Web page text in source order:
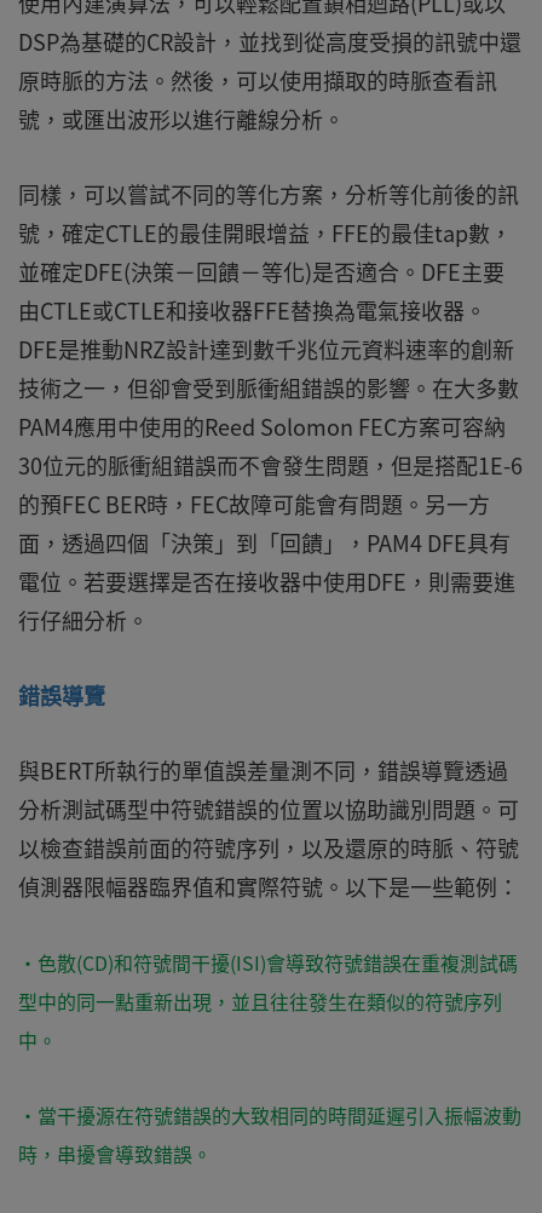
DSP為基礎的CR設計，並找到從高度受損的訊號中還
原時脈的方法。然後，可以使用擷取的時脈查看訊
號，或匯出波形以進行離線分析。
同樣，可以嘗試不同的等化方案，分析等化前後的訊
號，確定CTLE的最佳開眼增益，FFE的最佳tap數，
並確定DFE(決策－回饋－等化)是否適合。DFE主要
由CTLE或CTLE和接收器FFE替換為電氣接收器。
DFE是推動NRZ設計達到數千兆位元資料速率的創新
技術之一，但卻會受到脈衝組錯誤的影響。在大多數
PAM4應用中使用的Reed Solomon FEC方案可容納
30位元的脈衝組錯誤而不會發生問題，但是搭配1E-6
的預FEC BER時，FEC故障可能會有問題。另一方
面，透過四個「決策」到「回饋」，PAM4 DFE具有
電位。若要選擇是否在接收器中使用DFE，則需要進
行仔細分析。
錯誤導覽
與BERT所執行的單值誤差量測不同，錯誤導覽透過
分析測試碼型中符號錯誤的位置以協助識別問題。可
以檢查錯誤前面的符號序列，以及還原的時脈、符號
偵測器限幅器臨界值和實際符號。以下是一些範例：
・色散(CD)和符號間干擾(ISI)會導致符號錯誤在重複測試碼
型中的同一點重新出現，並且往往發生在類似的符號序列
中。
・當干擾源在符號錯誤的大致相同的時間延遲引入振幅波動
時，串擾會導致錯誤。